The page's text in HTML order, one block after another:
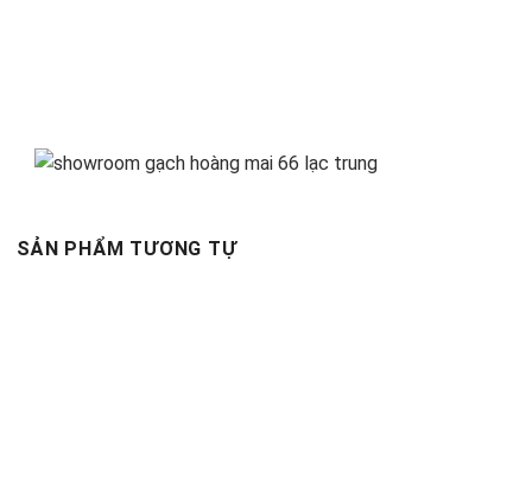
SẢN PHẨM TƯƠNG TỰ